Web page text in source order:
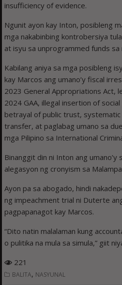
insufficiency of evidence.
Ngunit ayon kay Inton, posibleng
mga nakabinbing kontrobersiya
at isyu sa unprogrammed funds
Kabilang aniya sa mga posibleng
kay Marcos ang umano’y fiscal
2023 General Appropriations Act,
2024 GAA, illegal insertion of
betrayal of public trust,
transfer, at paglabag umano sa
mga Pilipino sa International
Binanggit din ni Inton ang
alegasyon ng cronyism sa
Ayon pa sa abogado, hindi
ng impeachment trial ni Duterte
pagpapanagot kay Marcos.
“Dito natin malalaman kung
o pulitika na mula sa simula,” giit
221
BALITA, NASYUNAL